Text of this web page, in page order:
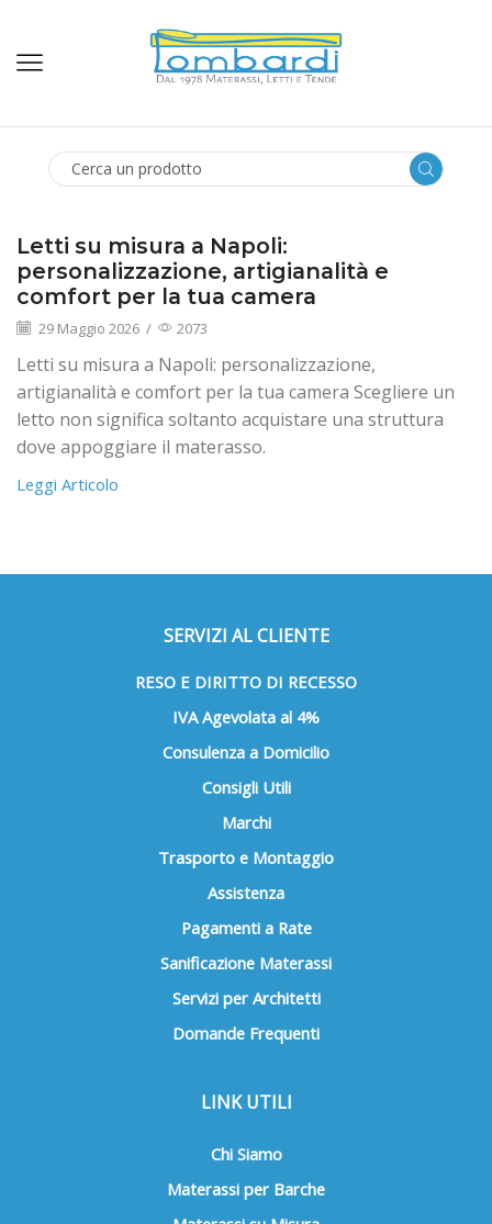
Letti su misura a Napoli:
personalizzazione, artigianalità e
comfort per la tua camera
29 Maggio 2026 / 2073
Letti su misura a Napoli: personalizzazione,
artigianalità e comfort per la tua camera Scegliere un
letto non significa soltanto acquistare una struttura
dove appoggiare il materasso.
Leggi Articolo
SERVIZI AL CLIENTE
RESO E DIRITTO DI RECESSO
IVA Agevolata al 4%
Consulenza a Domicilio
Consigli Utili
Marchi
Trasporto e Montaggio
Assistenza
Pagamenti a Rate
Sanificazione Materassi
Servizi per Architetti
Domande Frequenti
LINK UTILI
Chi Siamo
Materassi per Barche